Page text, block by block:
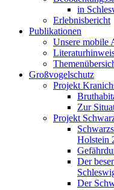
in
Erlebnisbericht
Publikationen
Unsere mobile
Großvogelschutz
Projekt
Zur
Projekt
Holstein
Der
Der